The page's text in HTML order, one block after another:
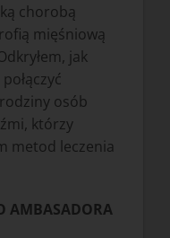
chorobą
mięśniową
jak
osób
którzy
metod leczenia
AMBASADORA